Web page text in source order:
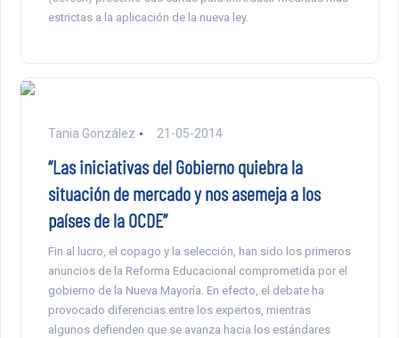
estrictas a la aplicación de la nueva ley.
Tania González 21-05-2014
“Las iniciativas del Gobierno quiebra la
situación de mercado y nos asemeja a los
países de la OCDE”
Fin al lucro, el copago y la selección, han sido los primeros
anuncios de la Reforma Educacional comprometida por el
gobierno de la Nueva Mayoría. En efecto, el debate ha
provocado diferencias entre los expertos, mientras
algunos defienden que se avanza hacia los estándares